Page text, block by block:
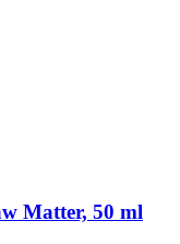
Matter, 50 ml